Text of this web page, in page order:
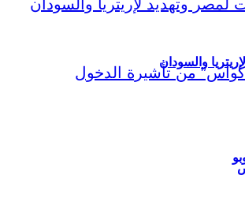
والسودان